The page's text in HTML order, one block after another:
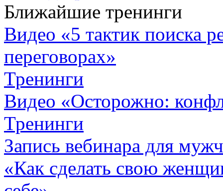
Ближайшие тренинги
Видео «5 тактик
переговорах»
Тренинги
Видео «Осторожно:
Тренинги
Запись вебинара для
«Как сделать свою